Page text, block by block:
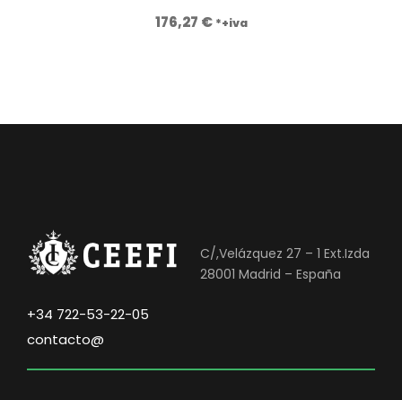
:
0
€
176,27 € *+iva
C/,Velázquez 27 – 1 Ext.Izda
28001 Madrid – España
+34 722-53-22-05
contacto@